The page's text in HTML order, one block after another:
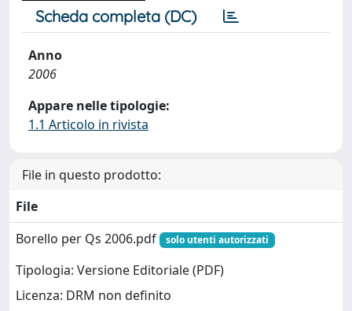
Scheda completa (DC)
Anno
2006
Appare nelle tipologie:
1.1 Articolo in rivista
File in questo prodotto:
File
Borello per Qs 2006.pdf
solo utenti autorizzati
Tipologia: Versione Editoriale (PDF)
Licenza: DRM non definito